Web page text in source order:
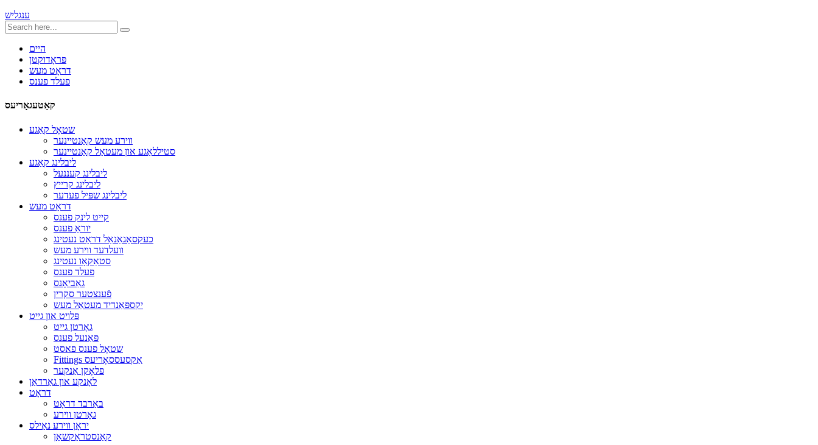
ענגליש
היים
פּראָדוקטן
דראָט מעש
פעלד פענס
קאַטעגאָריעס
שטאָל קאַגע
ווירע מעש קאַנטיינער
סטיללאַגע און מעטאַל קאַנטיינער
ליבלינג קאַגע
ליבלינג קעננעל
ליבלינג קרייץ
ליבלינג שפּיל פעדער
דראָט מעש
קייט לינק פענס
יוראַ פענס
כעקסאַגאַנאַל דראָט נעטינג
וועלדעד ווירע מעש
סטאַקאָו נעטינג
פעלד פענס
גאַביאָנס
פֿענצטער סקרין
יקספּאַנדיד מעטאַל מעש
פּלויט און גייט
גאָרטן גייט
פּאַנעל פענס
שטאָל פענס פאסט
Fittings אַקסעססאָריעס
פלאָקן אַנקער
לאָנקע און גאַרדאַן
דראָט
באַרבד דראָט
גאָרטן ווירע
יראָן ווירע נאַילס
קאַנסטראַקשאַן